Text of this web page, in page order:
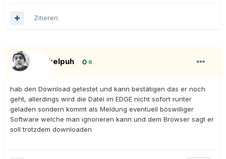
Zitieren
Onkelpuh 6
hab den Download getestet und kann bestätigen das er noch
geht, allerdings wird die Datei im EDGE nicht sofort runter
geladen sondern kommt als Meldung eventuell böswilliger
Software welche man ignorieren kann und dem Browser sagt er
soll trotzdem downloaden